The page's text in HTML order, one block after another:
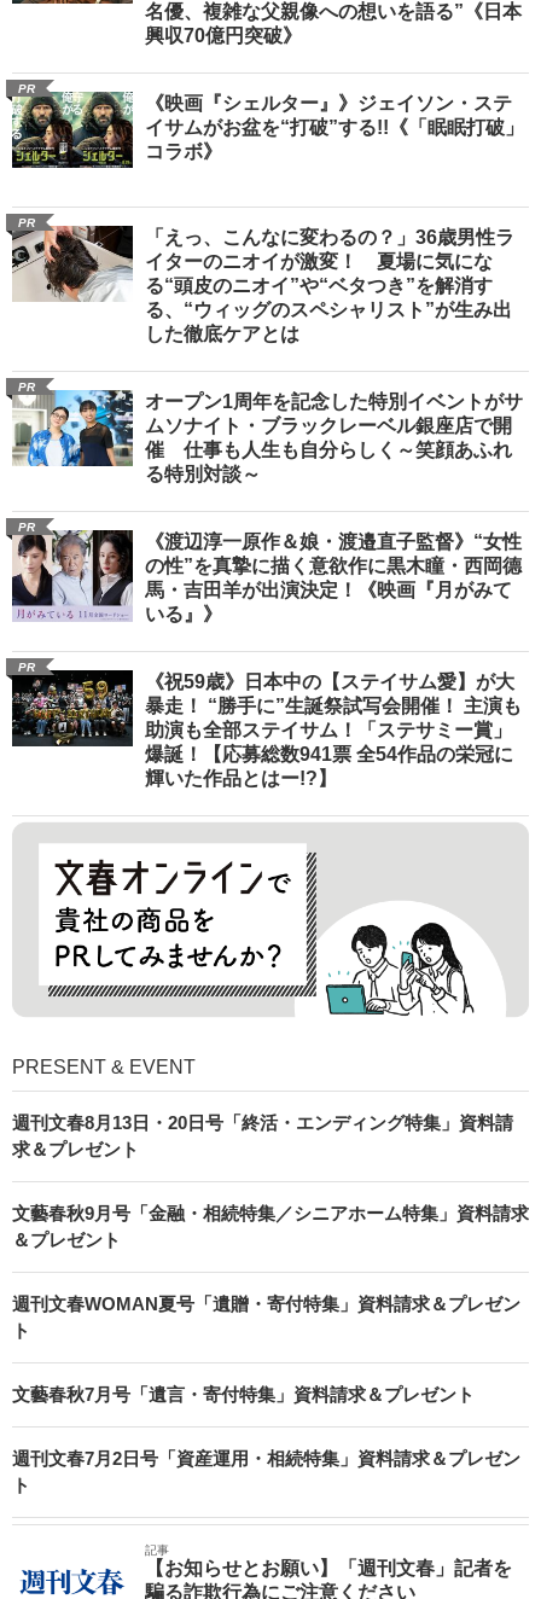
名優、複雑な父親像への想いを語る”《日本
興収70億円突破》
PR
《映画『シェルター』》ジェイソン・ステ
イサムがお盆を“打破”する!!《「眠眠打破」
コラボ》
PR
「えっ、こんなに変わるの？」36歳男性ラ
イターのニオイが激変！ 夏場に気にな
る“頭皮のニオイ”や“ベタつき”を解消す
る、“ウィッグのスペシャリスト”が生み出
した徹底ケアとは
PR
オープン1周年を記念した特別イベントがサ
ムソナイト・ブラックレーベル銀座店で開
催 仕事も人生も自分らしく～笑顔あふれ
る特別対談～
PR
《渡辺淳一原作＆娘・渡邉直子監督》“女性
の性”を真摯に描く意欲作に黒木瞳・西岡德
馬・吉田羊が出演決定！《映画『月がみて
いる』》
PR
《祝59歳》日本中の【ステイサム愛】が大
暴走！ “勝手に”生誕祭試写会開催！ 主演も
助演も全部ステイサム！「ステサミー賞」
爆誕！【応募総数941票 全54作品の栄冠に
輝いた作品とはー!?】
PRESENT & EVENT
週刊文春8月13日・20日号「終活・エンディング特集」資料請
求＆プレゼント
文藝春秋9月号「金融・相続特集／シニアホーム特集」資料請求
＆プレゼント
週刊文春WOMAN夏号「遺贈・寄付特集」資料請求＆プレゼン
ト
文藝春秋7月号「遺言・寄付特集」資料請求＆プレゼント
週刊文春7月2日号「資産運用・相続特集」資料請求＆プレゼン
ト
記事
【お知らせとお願い】「週刊文春」記者を
騙る詐欺行為にご注意ください